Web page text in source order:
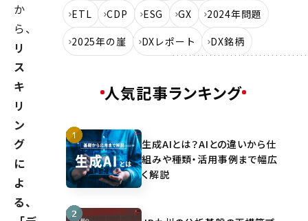
か
ら、
リ
ス
キ
リ
ン
グ
に
よ
る、
ETL
CDP ESG GX
2024年問題
2025年の崖
DXレポート DX銘柄
人気記事ランキング
生成AIとは？AIとの違いから仕
組みや種類・活用事例まで幅広
く解説